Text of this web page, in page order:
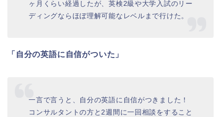
ヶ月くらい経過したが、英検2級や大学入試のリー
ディングならほぼ理解可能なレベルまで行けた。
「自分の英語に自信がついた」
一言で言うと、自分の英語に自信がつきました！
コンサルタントの方と2週間に一回相談をすること